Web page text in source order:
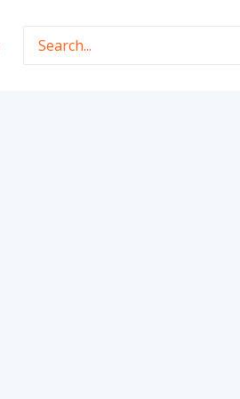
Search
for: